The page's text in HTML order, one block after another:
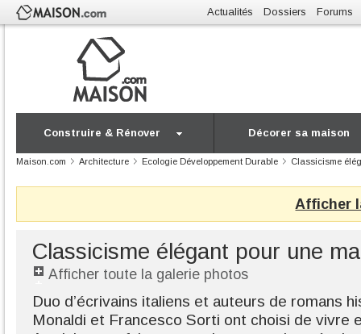
Actualités Dossiers Forums
Construire & Rénover Décorer sa maison
Maison.com Architecture Ecologie Développement Durable Classicisme
Afficher
Classicisme élégant pour une
Afficher toute la galerie photos
Duo d’écrivains italiens et auteurs de romans
Monaldi et Francesco Sorti ont choisi de vivre